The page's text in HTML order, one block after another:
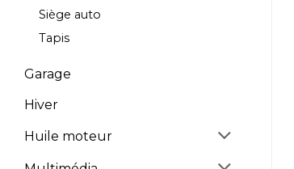
Siège auto
Tapis
Garage
Hiver
Huile moteur